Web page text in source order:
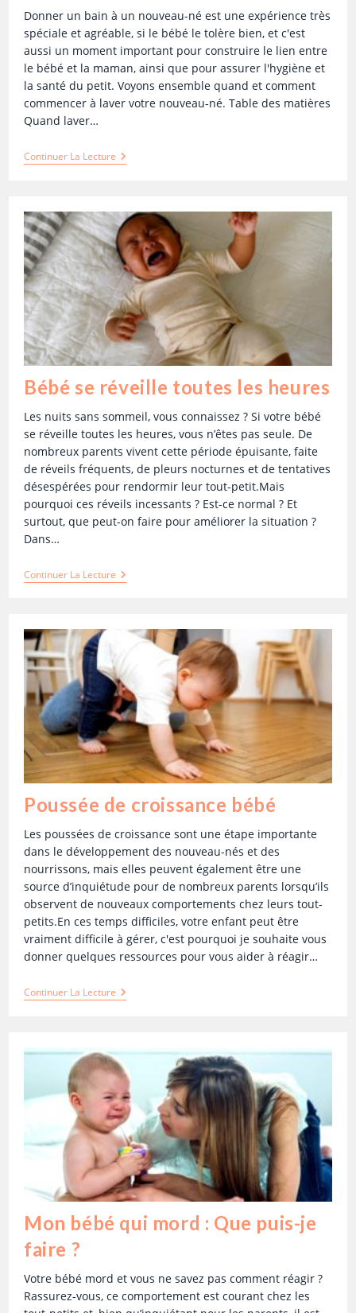
Donner un bain à un nouveau-né est une expérience très
spéciale et agréable, si le bébé le tolère bien, et c'est
aussi un moment important pour construire le lien entre
le bébé et la maman, ainsi que pour assurer l'hygiène et
la santé du petit. Voyons ensemble quand et comment
commencer à laver votre nouveau-né. Table des matières
Quand laver…
Continuer La Lecture
Bébé se réveille toutes les heures
Les nuits sans sommeil, vous connaissez ? Si votre bébé
se réveille toutes les heures, vous n’êtes pas seule. De
nombreux parents vivent cette période épuisante, faite
de réveils fréquents, de pleurs nocturnes et de tentatives
désespérées pour rendormir leur tout-petit.Mais
pourquoi ces réveils incessants ? Est-ce normal ? Et
surtout, que peut-on faire pour améliorer la situation ?
Dans…
Continuer La Lecture
Poussée de croissance bébé
Les poussées de croissance sont une étape importante
dans le développement des nouveau-nés et des
nourrissons, mais elles peuvent également être une
source d’inquiétude pour de nombreux parents lorsqu’ils
observent de nouveaux comportements chez leurs tout-
petits.En ces temps difficiles, votre enfant peut être
vraiment difficile à gérer, c'est pourquoi je souhaite vous
donner quelques ressources pour vous aider à réagir…
Continuer La Lecture
Mon bébé qui mord : Que puis-je
faire ?
Votre bébé mord et vous ne savez pas comment réagir ?
Rassurez-vous, ce comportement est courant chez les